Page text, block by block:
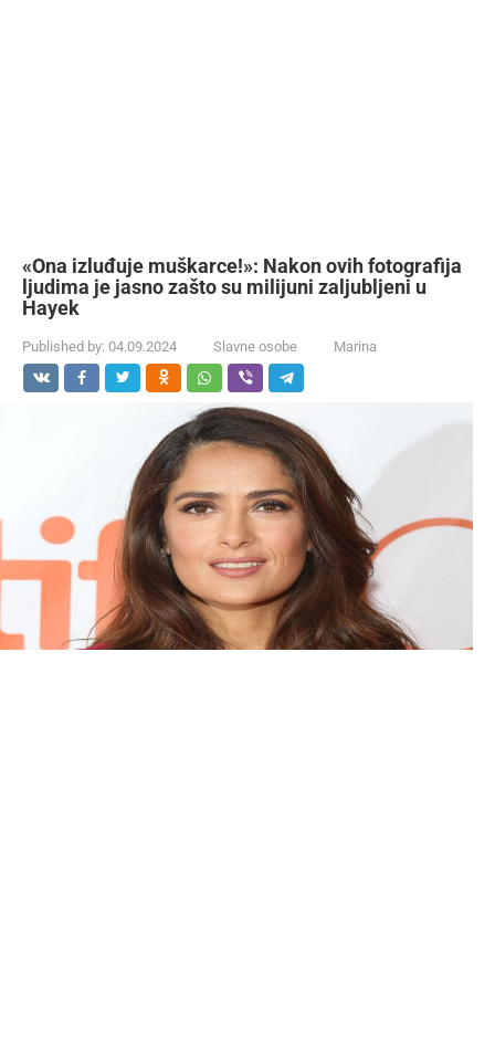
«Ona izluđuje muškarce!»: Nakon ovih fotografija
ljudima je jasno zašto su milijuni zaljubljeni u
Hayek
Published by: 04.09.2024 Slavne osobe Marina